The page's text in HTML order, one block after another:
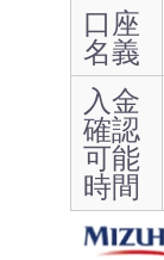
口座
名義
入金
確認
可能
時間